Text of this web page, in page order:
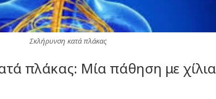
Σκλήρυνση κατά πλάκας
πλάκας: Μία πάθηση με χίλια